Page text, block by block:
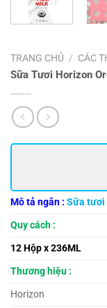
TRANG CHỦ / CÁC
Sữa Tươi Horizon
Mô tả ngắn : Sữa tươi
Quy cách :
12 Hộp x 236ML
Thương hiệu :
Horizon